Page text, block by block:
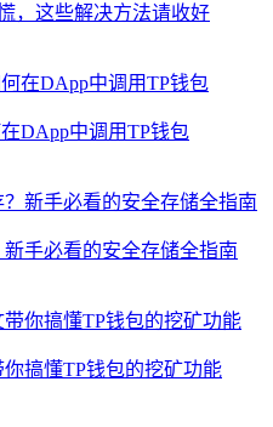
，这些解决方法请收好
DApp中调用TP钱包
手必看的安全存储全指南
搞懂TP钱包的挖矿功能